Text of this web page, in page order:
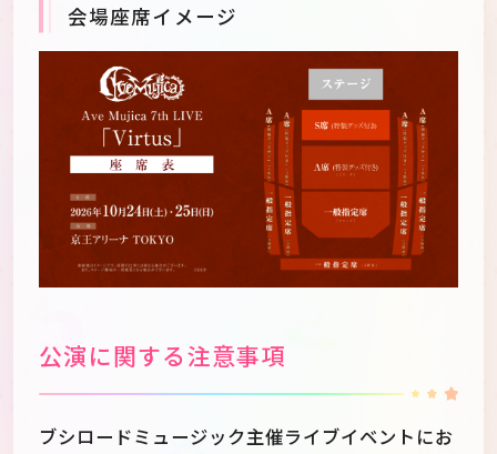
会場座席イメージ
公演に関する注意事項
ブシロードミュージック主催ライブイベントにお